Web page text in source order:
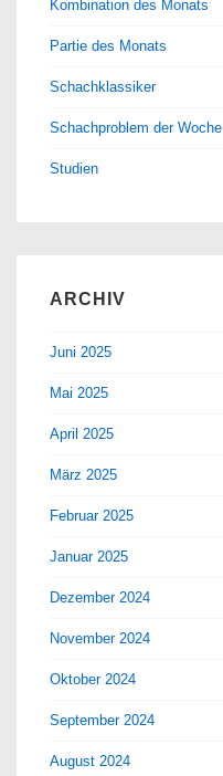
Kombination des Monats
Partie des Monats
Schachklassiker
Schachproblem der Woche
Studien
ARCHIV
Juni 2025
Mai 2025
April 2025
März 2025
Februar 2025
Januar 2025
Dezember 2024
November 2024
Oktober 2024
September 2024
August 2024